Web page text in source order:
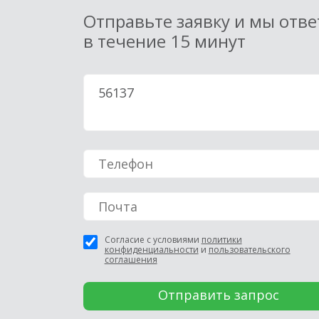
Отправьте заявку и мы
в течение 15 минут
Согласие с условиями политики
конфиденциальности и пользовательского
соглашения